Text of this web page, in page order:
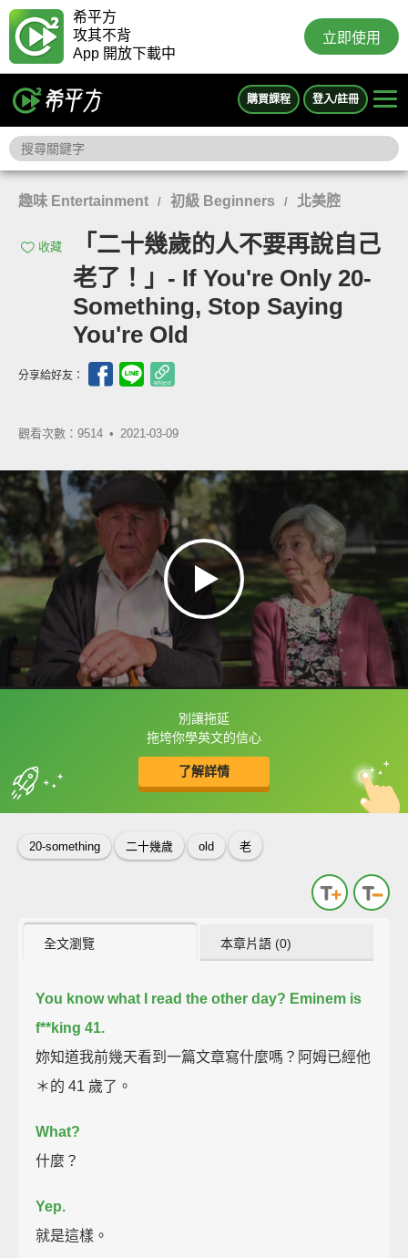
希平方
攻其不背
App 開放下載中
立即使用
購買課程 登入/註冊
趣味 Entertainment / 初級 Beginners / 北美腔
收藏
「二十幾歲的人不要再說自己
老了！」- If You're Only 20-
Something, Stop Saying
You're Old
分享給好友：
觀看次數：9514 • 2021-03-09
別讓拖延
拖垮你學英文的信心
了解詳情
框選或點兩下字幕可以直接查字典喔！
收錄佳句 中
英
20-something 二十幾歲 old 老
全文瀏覽 本章片語 (0)
You know what I read the other day? Eminem is
f**king 41.
妳知道我前幾天看到一篇文章寫什麼嗎？阿姆已經他
＊的 41 歲了。
What?
什麼？
Yep.
就是這樣。